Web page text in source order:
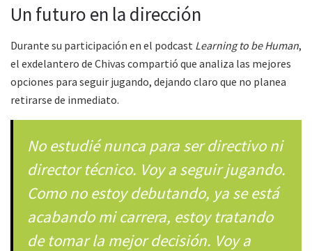
Un futuro en la dirección
Durante su participación en el podcast Learning to be Human,
el exdelantero de Chivas compartió que analiza las mejores
opciones para seguir jugando, dejando claro que no planea
retirarse de inmediato.
No estudié nunca para ser directivo ni
director técnico. Voy a seguir jugando.
Como no estoy debutando, ya se está
acabando mi carrera, estoy tratando
de tomar la mejor decisión. Voy a